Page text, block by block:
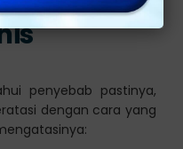
penyebab pastinya,
dengan cara yang